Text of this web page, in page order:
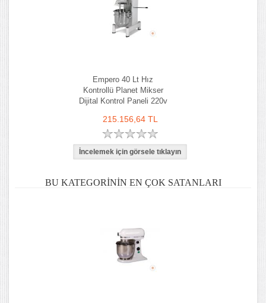
Empero 40 Lt Hız
Kontrollü Planet Mikser
Dijital Kontrol Paneli 220v
215.156,64 TL
BU KATEGORININ EN ÇOK SATANLARI